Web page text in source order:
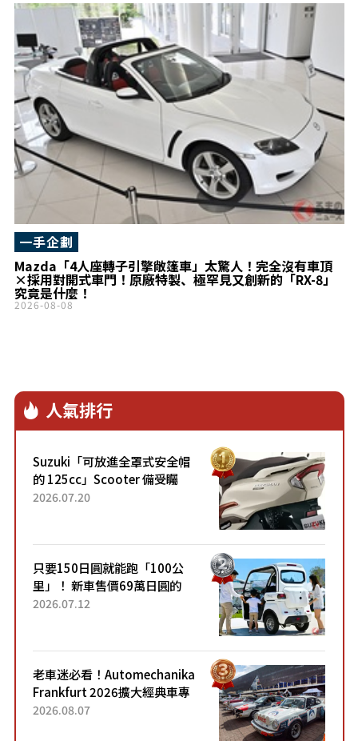
Mazda「4人座轉子引擎敞篷車」太驚人！完全沒有車頂
×採用對開式車門！原廠特製、極罕見又創新的「RX-8」
究竟是什麼！
一手企劃
2026-08-08
人氣排行
Suzuki「可放進全罩式安全帽
的 125cc」Scooter 備受矚
目！採用全新流線設計與各項
2026.07.20
只要150日圓就能跑「100公
里」！ 新車售價69萬日圓的
「3人座」Trike大受歡迎！ 順
2026.07.12
老車迷必看！Automechanika
Frankfurt 2026擴大經典車專
區 1954年珍稀古董車現場修復
2026.08.07